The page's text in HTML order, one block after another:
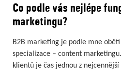
Co podle vás nejlépe
marketingu?
B2B marketing je podle mne
specializace – content
klientů je čas jednou z